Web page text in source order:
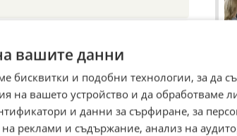
вашите данни
бисквитки и подобни технологии, за да
на вашето устройство и да обработваме
и данни за сърфиране, за
реклами и съдържание, анализ на